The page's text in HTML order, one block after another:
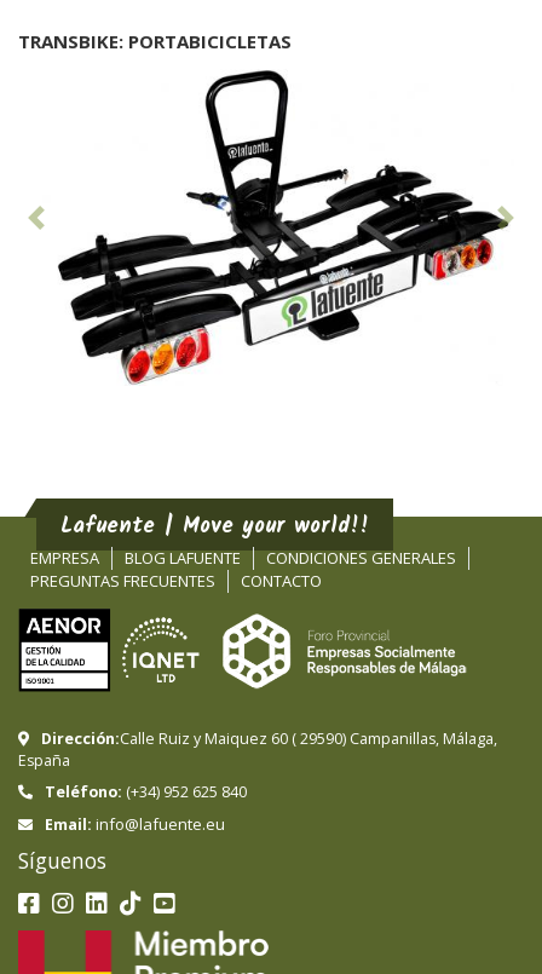
TRANSBIKE: PORTABICICLETAS
Lafuente | Move your world!!
EMPRESA BLOG LAFUENTE
CONDICIONES GENERALES
PREGUNTAS FRECUENTES
CONTACTO
Dirección:Calle Ruiz y Maiquez 60 (29590) Campanillas, Málaga,
España
Teléfono: (+34) 952 625 840
Email: info@lafuente.eu
Síguenos